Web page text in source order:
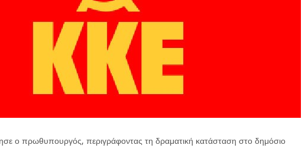
ο πρωθυπουργός, περιγράφοντας τη δραματική κατάσταση στο δημόσιο